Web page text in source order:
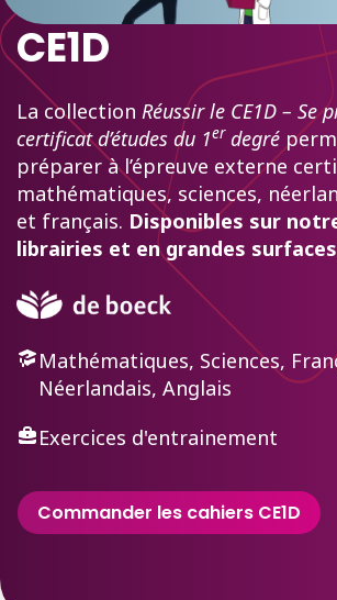
CE1D
La collection Réussir le CE1D – Se
certificat d’études du 1erdegré
préparer à l’épreuve externe
mathématiques, sciences,
et français. Disponibles sur
librairies et en grandes
Mathématiques, Sciences,
Néerlandais, Anglais
Exercices d'entrainement
Commander les cahiers CE1D